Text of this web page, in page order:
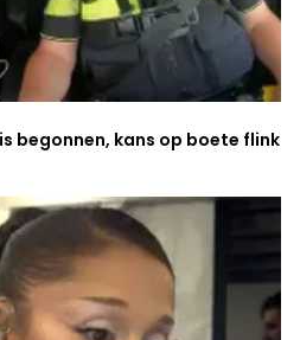
begonnen, kans op boete flink